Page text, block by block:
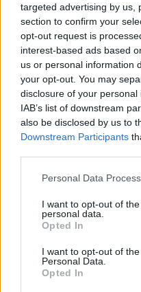
targeted advertising by us,
section to confirm your
opt-out request is
interest-based ads based
us or personal information
your opt-out. You may
disclosure of your
IAB’s list of downstream
also be disclosed by us to
Downstream Participants
Personal Data
I want to opt-out of
personal data.
Opted In
I want to opt-out of
Personal Data.
Opted In
ΕΑΠ: Υποβολή
υποψηφίων
2023-2024
αποκλειστικά
Μαρτίου 2023 και
21.04.2023